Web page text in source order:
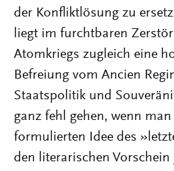
der Konfliktlösung zu
liegt im furchtbaren
Atomkriegs zugleich eine
Befreiung vom Ancien
Staatspolitik und
ganz fehl gehen, wenn
formulierten Idee des
den literarischen